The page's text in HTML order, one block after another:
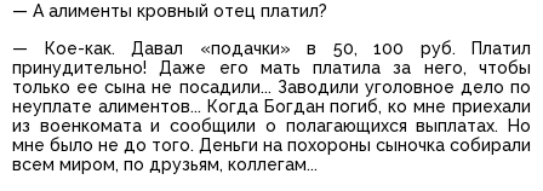
— А алименты кровный отец платил?
— Кое-как. Давал «подачки» в 50, 100 руб. Платил
принудительно! Даже его мать платила за него, чтобы
только ее сына не посадили... Заводили уголовное дело по
неуплате алиментов... Когда Богдан погиб, ко мне приехали
из военкомата и сообщили о полагающихся выплатах. Но
мне было не до того. Деньги на похороны сыночка собирали
всем миром, по друзьям, коллегам...